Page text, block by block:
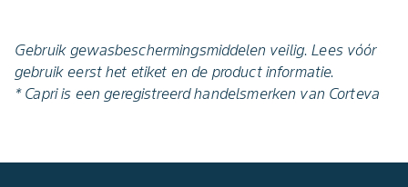
Gebruik gewasbeschermingsmiddelen veilig. Lees vóór
gebruik eerst het etiket en de product informatie.
* Capri is een geregistreerd handelsmerken van Corteva